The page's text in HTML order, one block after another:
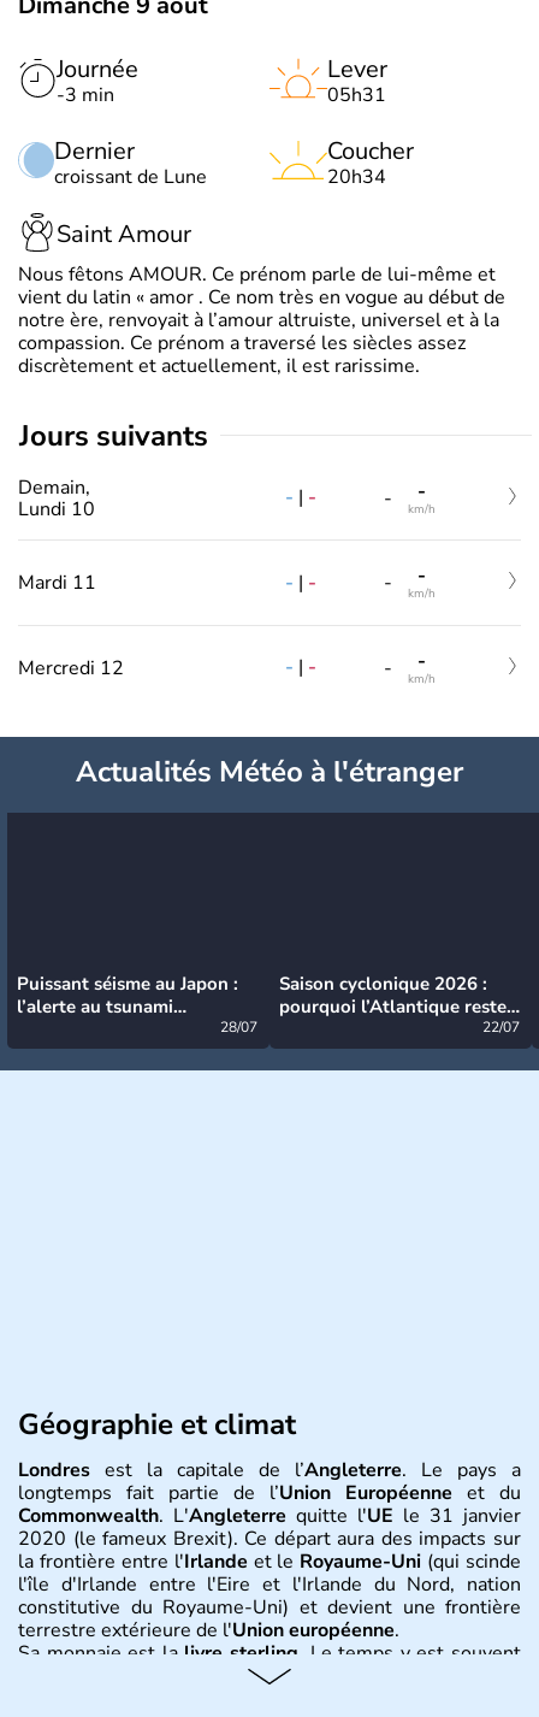
Journée
-3 min
Dernier
croissant de Lune
Lever
05h31
Coucher
20h34
Saint Amour
Nous fêtons AMOUR. Ce prénom parle de lui-même et
vient du latin « amor . Ce nom très en vogue au début de
notre ère, renvoyait à l’amour altruiste, universel et à la
compassion. Ce prénom a traversé les siècles assez
discrètement et actuellement, il est rarissime.
jours suivants
Demain,
Lundi 10
- | - - -
km/h
Mardi 11 - | - - -
km/h
Mercredi 12 - | - - -
km/h
Actualités Météo à l'étranger
Puissant séisme au Japon :
l’alerte au tsunami
28/07
Saison cyclonique 2026 :
pourquoi l’Atlantique reste
22/07
Géographie et climat
Londres est la capitale de l’Angleterre. Le pays a
longtemps fait partie de l’Union Européenne et du
Commonwealth. L'Angleterre quitte l'UE le 31 janvier
2020 (le fameux Brexit). Ce départ aura des impacts sur
la frontière entre l'Irlande et le Royaume-Uni (qui scinde
l'île d'Irlande entre l'Eire et l'Irlande du Nord, nation
constitutive du Royaume-Uni) et devient une frontière
terrestre extérieure de l'Union européenne.
Sa monnaie est lalivre sterling . Le temps y est souvent
instable avec de nombreuses précipitations : il s’agit d’un